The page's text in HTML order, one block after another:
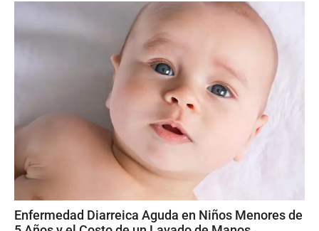
Enfermedad Diarreica Aguda en Niños Menores de